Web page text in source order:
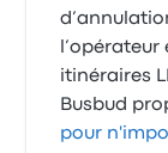
itinéraires
Busbud
pour